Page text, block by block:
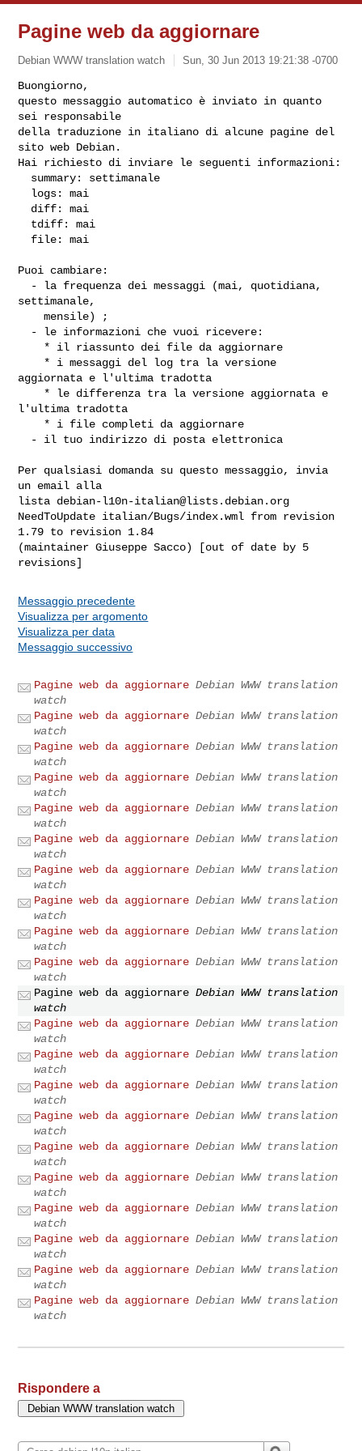
Pagine web da aggiornare
Debian WWW translation watch Sun, 30 Jun 2013 19:21:38 -0700
Buongiorno,
questo messaggio automatico è inviato in quanto
sei responsabile
della traduzione in italiano di alcune pagine del
sito web Debian.
Hai richiesto di inviare le seguenti informazioni:
  file: mai
Puoi cambiare:
settimanale,
    mensile) ;
aggiornata e l'ultima tradotta
l'ultima tradotta
Per qualsiasi domanda su questo messaggio, invia
un email alla
lista debian-l10n-italian@lists.debian.org
NeedToUpdate italian/Bugs/index.wml from revision
1.79 to revision 1.84
(maintainer Giuseppe Sacco) [out of date by 5
Messaggio precedente
Visualizza per argomento
Visualizza per data
Messaggio successivo
Pagine web da aggiornare Debian WWW translation
watch
Pagine web da aggiornare Debian WWW translation
watch
Pagine web da aggiornare Debian WWW translation
watch
Pagine web da aggiornare Debian WWW translation
watch
Pagine web da aggiornare Debian WWW translation
watch
Pagine web da aggiornare Debian WWW translation
watch
Pagine web da aggiornare Debian WWW translation
watch
Pagine web da aggiornare Debian WWW translation
watch
Pagine web da aggiornare Debian WWW translation
watch
Pagine web da aggiornare Debian WWW translation
watch
Pagine web da aggiornare Debian WWW translation
watch
Pagine web da aggiornare Debian WWW translation
watch
Pagine web da aggiornare Debian WWW translation
watch
Pagine web da aggiornare Debian WWW translation
watch
Pagine web da aggiornare Debian WWW translation
watch
Pagine web da aggiornare Debian WWW translation
watch
Pagine web da aggiornare Debian WWW translation
watch
Pagine web da aggiornare Debian WWW translation
watch
Pagine web da aggiornare Debian WWW translation
watch
Pagine web da aggiornare Debian WWW translation
watch
Pagine web da aggiornare Debian WWW translation
watch
Rispondere a